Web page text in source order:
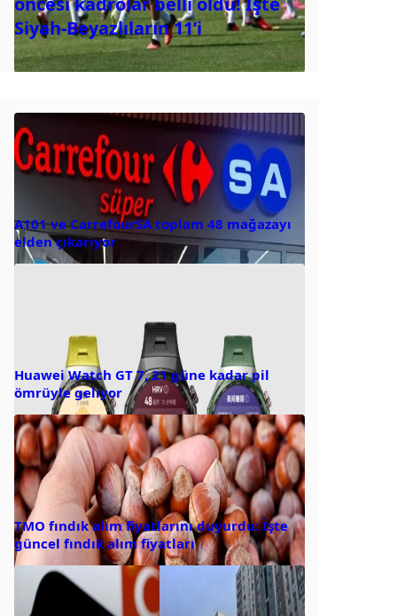
Siyah-Beyazlıların 11’i
A101 ve CarrefourSA toplam 48 mağazayı
elden çıkarıyor
Huawei Watch GT 7, 21 güne kadar pil
ömrüyle geliyor
TMO fındık alım fiyatlarını duyurdu: İşte
güncel fındık alım fiyatları